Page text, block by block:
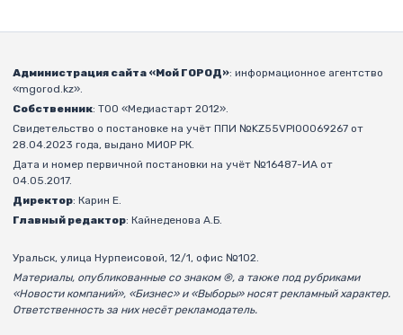
Администрация сайта «Мой ГОРОД»: информационное агентство
«mgorod.kz».
Собственник: ТОО «Медиастарт 2012».
Свидетельство о постановке на учёт ППИ №KZ55VPI00069267 от
28.04.2023 года, выдано МИОР РК.
Дата и номер первичной постановки на учёт №16487-ИА от
04.05.2017.
Директор: Карин Е.
Главный редактор: Кайнеденова А.Б.
Уральск, улица Нурпеисовой, 12/1, офис №102.
Материалы, опубликованные со знаком ®, а также под рубриками
«Новости компаний», «Бизнес» и «Выборы» носят рекламный характер.
Ответственность за них несёт рекламодатель.